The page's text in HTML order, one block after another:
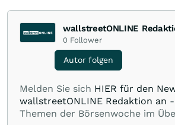
wallstreetONLINE
0 Follower
Autor folgen
Melden Sie sich HIER für den
wallstreetONLINE Redaktion an
Themen der Börsenwoche im